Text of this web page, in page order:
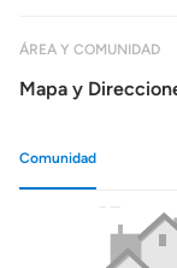
ÁREA Y COMUNIDAD
Mapa y
Comunidad